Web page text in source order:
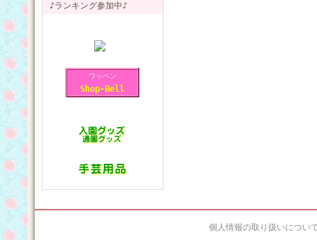
♪ランキング参加中♪
ワッペン
Shop-Bell
個人情報の取り扱いについ